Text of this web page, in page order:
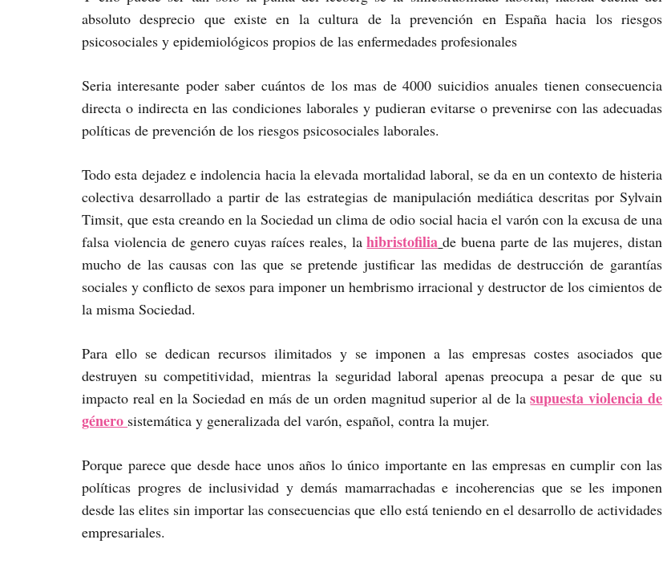
absoluto desprecio que existe en la cultura de la prevención en España hacia los riesgos
psicosociales y epidemiológicos propios de las enfermedades profesionales
Seria interesante poder saber cuántos de los mas de 4000 suicidios anuales tienen consecuencia
directa o indirecta en las condiciones laborales y pudieran evitarse o prevenirse con las adecuadas
políticas de prevención de los riesgos psicosociales laborales.
Todo esta dejadez e indolencia hacia la elevada mortalidad laboral, se da en un contexto de histeria
colectiva desarrollado a partir de las estrategias de manipulación mediática descritas por Sylvain
Timsit, que esta creando en la Sociedad un clima de odio social hacia el varón con la excusa de una
falsa violencia de genero cuyas raíces reales, lahibristofilia de buena parte de las mujeres, distan
mucho de las causas con las que se pretende justificar las medidas de destrucción de garantías
sociales y conflicto de sexos para imponer un hembrismo irracional y destructor de los cimientos de
la misma Sociedad.
Para ello se dedican recursos ilimitados y se imponen a las empresas costes asociados que
destruyen su competitividad, mientras la seguridad laboral apenas preocupa a pesar de que su
impacto real en la Sociedad en más de un orden magnitud superior al de lasupuesta violencia de
género sistemática y generalizada del varón, español, contra la mujer.
Porque parece que desde hace unos años lo único importante en las empresas en cumplir con las
políticas progres de inclusividad y demás mamarrachadas e incoherencias que se les imponen
desde las elites sin importar las consecuencias que ello está teniendo en el desarrollo de actividades
empresariales.